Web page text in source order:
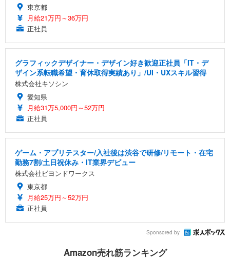
東京都
月給21万円～36万円
正社員
グラフィックデザイナー・デザイン好き歓迎正社員「IT・デ
ザイン系転職希望・育休取得実績あり」/UI・UXスキル習得
株式会社キソシン
愛知県
月給31万5,000円～52万円
正社員
ゲーム・アプリテスター/入社後は渋谷で研修/リモート・在宅
勤務7割/土日祝休み・IT業界デビュー
株式会社ビヨンドワークス
東京都
月給25万円～52万円
正社員
Sponsored by
Amazon売れ筋ランキング